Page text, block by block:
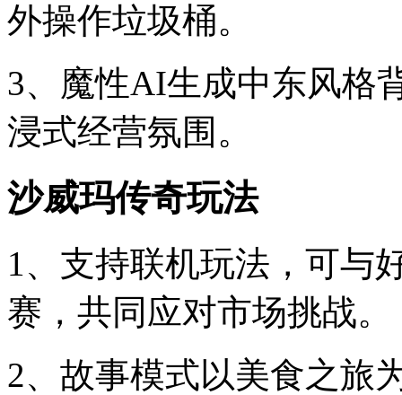
外操作垃圾桶。
3、魔性AI生成中东风格
浸式经营氛围。
沙威玛传奇玩法
1、支持联机玩法，可与
赛，共同应对市场挑战。
2、故事模式以美食之旅